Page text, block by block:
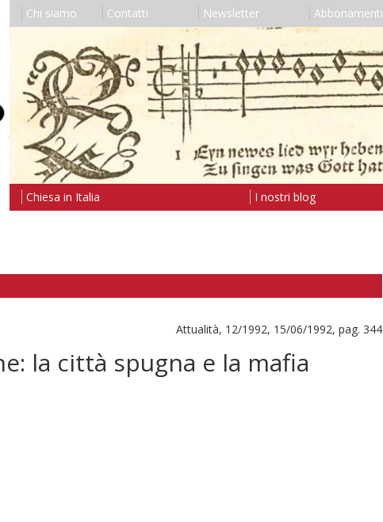
Chi siamo Contatti Newsletter Abbonamenti
Chiesa in Italia I nostri blog
Attualità, 12/1992, 15/06/1992, pag. 344
la città spugna e la mafia